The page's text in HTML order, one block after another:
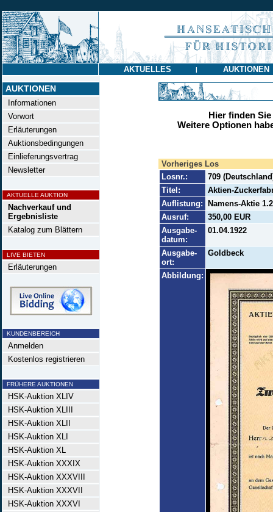
AKTUELLES | AUKTIONEN
AUKTIONEN
Informationen
Vorwort
Erläuterungen
Auktionsbedingungen
Einlieferungsvertrag
Newsletter
AKTUELLE AUKTION
Nachverkauf und
Ergebnisliste
Katalog zum Blättern
LIVE BIETEN
Erläuterungen
KUNDENBEREICH
Anmelden
Kostenlos registrieren
FRÜHERE AUKTIONEN
HSK-Auktion XLIV
HSK-Auktion XLIII
HSK-Auktion XLII
HSK-Auktion XLI
HSK-Auktion XL
HSK-Auktion XXXIX
HSK-Auktion XXXVIII
HSK-Auktion XXXVII
HSK-Auktion XXXVI
Hier finden
Weitere Optionen
Vorheriges Los
Losnr.:
709
Titel:
Aktien-
Auflistung:
Namens-Aktie
Ausruf:
350,00 EUR
Ausgabe-
datum:
01.04.1922
Ausgabe-
ort:
Goldbeck
Abbildung: